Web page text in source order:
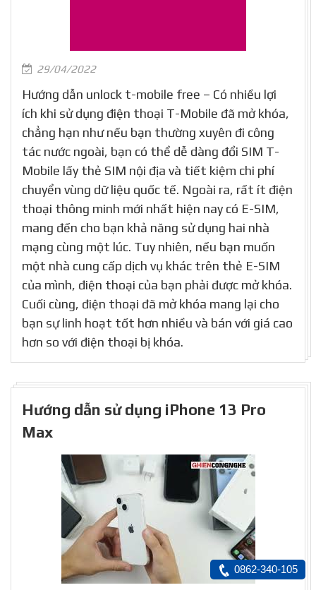
29/04/2022
Hướng dẫn unlock t-mobile free – Có nhiều lợi
ích khi sử dụng điện thoại T-Mobile đã mở khóa,
chẳng hạn như nếu bạn thường xuyên đi công
tác nước ngoài, bạn có thể dễ dàng đổi SIM T-
Mobile lấy thẻ SIM nội địa và tiết kiệm chi phí
chuyển vùng dữ liệu quốc tế. Ngoài ra, rất ít điện
thoại thông minh mới nhất hiện nay có E-SIM,
mang đến cho bạn khả năng sử dụng hai nhà
mạng cùng một lúc. Tuy nhiên, nếu bạn muốn
một nhà cung cấp dịch vụ khác trên thẻ E-SIM
của mình, điện thoại của bạn phải được mở khóa.
Cuối cùng, điện thoại đã mở khóa mang lại cho
bạn sự linh hoạt tốt hơn nhiều và bán với giá cao
hơn so với điện thoại bị khóa.
Hướng dẫn sử dụng iPhone 13 Pro
Max
0862-340-105